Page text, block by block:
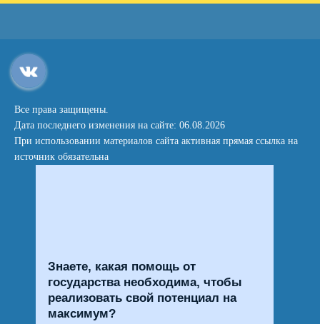
Все права защищены.
Дата последнего изменения на сайте: 06.08.2026
При использовании материалов сайта активная прямая ссылка на
источник обязательна
Знаете, какая помощь от
государства необходима, чтобы
реализовать свой потенциал на
максимум?